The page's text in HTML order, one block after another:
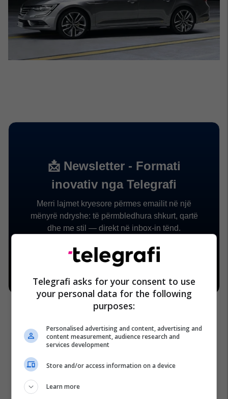
Telegrafi asks for your consent to use
your personal data for the following
purposes:
Personalised advertising and content, advertising and
content measurement, audience research and
services development
Store and/or access information on a device
Learn more